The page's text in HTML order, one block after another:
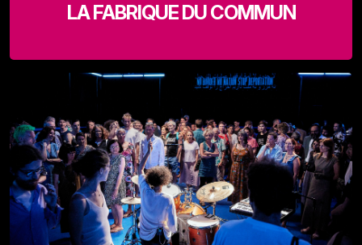
LA FABRIQUE DU COMMUN
Les Halles de Schaerbeek